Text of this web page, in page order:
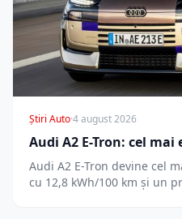
Știri Auto·4 august 2026
Audi A2 E-Tron: cel
Audi A2 E-Tron devine cel
cu 12,8 kWh/100 km și un